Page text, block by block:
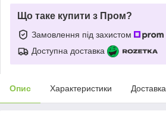
Що таке купити з Пром?
Замовлення під захистом
Доступна доставка
Опис Характеристики Доставка